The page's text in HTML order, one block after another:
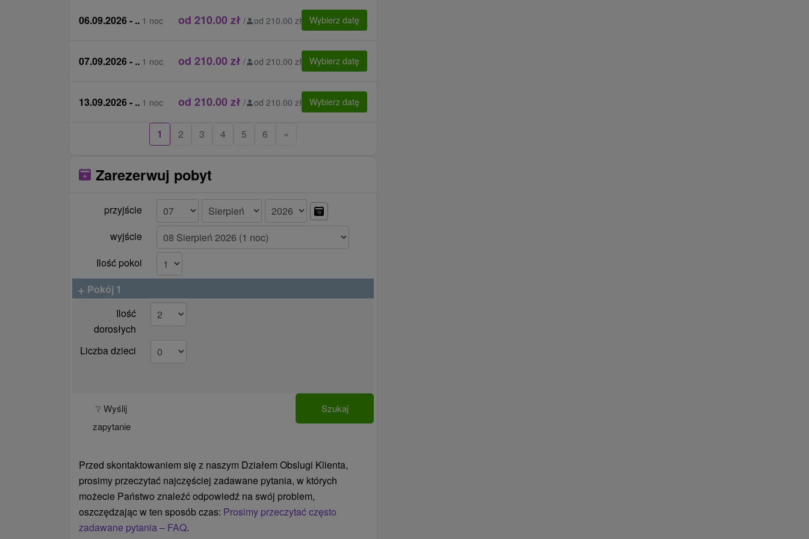
06.09.2026 - .. 1 noc od 210.00 zł / od 210.00 zł Wybierz datę
07.09.2026 - .. 1 noc od 210.00 zł / od 210.00 zł Wybierz datę
13.09.2026 - .. 1 noc od 210.00 zł / od 210.00 zł Wybierz datę
1 2 3 4 5 6 »
Zarezerwuj pobyt
przyjście
wyjście
Ilość pokoi
+ Pokój 1
Ilość
dorosłych
Liczba dzieci
❔ Wyślij
zapytanie
Szukaj
Przed skontaktowaniem się z naszym Działem Obslugi Klienta,
prosimy przeczytać najczęściej zadawane pytania, w których
możecie Państwo znaleźć odpowiedź na swój problem,
oszczędzając w ten sposób czas: Prosimy przeczytać często
zadawane pytania – FAQ.